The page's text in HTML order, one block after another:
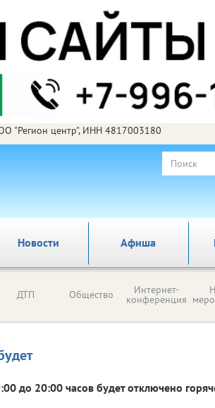
"Регион центр", ИНН 4817003180
Новости Афиша
ДТП Общество Интернет-
конференция
до 20:00 часов будет отключено